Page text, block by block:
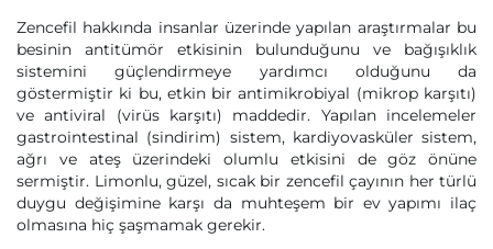
Zencefil hakkında insanlar üzerinde yapılan araştırmalar bu
besinin antitümör etkisinin bulunduğunu ve bağışıklık
sistemini güçlendirmeye yardımcı olduğunu da
göstermiştir ki bu, etkin bir antimikrobiyal (mikrop karşıtı)
ve antiviral (virüs karşıtı) maddedir. Yapılan incelemeler
gastrointestinal (sindirim) sistem, kardiyovasküler sistem,
ağrı ve ateş üzerindeki olumlu etkisini de göz önüne
sermiştir. Limonlu, güzel, sıcak bir zencefil çayının her türlü
duygu değişimine karşı da muhteşem bir ev yapımı ilaç
olmasına hiç şaşmamak gerekir.